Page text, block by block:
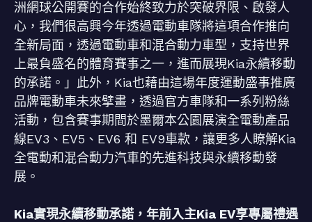
洲網球公開賽的合作始終致力於突破界限、啟發人
心，我們很高興今年透過電動車隊將這項合作推向
全新局面，透過電動車和混合動力車型，支持世界
上最負盛名的體育賽事之一，進而展現Kia永續移動
的承諾。」此外，Kia也藉由這場年度運動盛事推廣
品牌電動車未來擘畫，透過官方車隊和一系列粉絲
活動，包含賽事期間於墨爾本公園展演全電動產品
線EV3、EV5、EV6 和 EV9車款，讓更多人瞭解Kia
全電動和混合動力汽車的先進科技與永續移動發
展。
Kia實現永續移動承諾，年前入主Kia EV享專屬禮遇